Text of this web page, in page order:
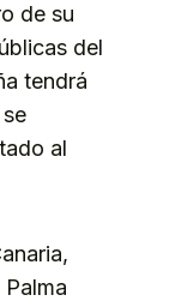
de su
del
tendrá
al